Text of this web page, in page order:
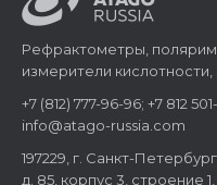
Рефрактометры,
измерители
+7 (812) 777-96-96; +7 812
info@atago-russia.com
197229, г. Санкт-
д. 85, корпус 3, строение 1,